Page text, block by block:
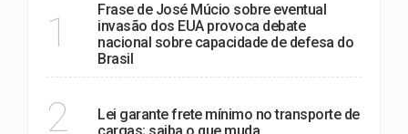
1
Frase de José Múcio sobre eventual
invasão dos EUA provoca debate
nacional sobre capacidade de defesa do
Brasil
2
Lei garante frete mínimo no transporte de